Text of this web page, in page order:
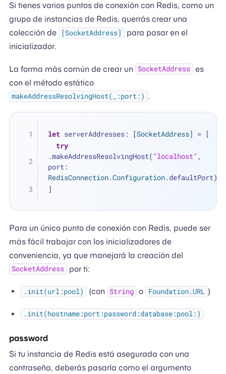
Si tienes varios puntos de conexión con Redis, como un
grupo de instancias de Redis, querrás crear una
colección de
[SocketAddress]
para pasar en el
inicializador.
La forma más común de crear un SocketAddress es
con el método estático
makeAddressResolvingHost(_:port:) .
let serverAddresses: [SocketAddress] = [
try
.makeAddressResolvingHost( "localhost" ,
RedisConnection.Configuration.defaultPort)
]
Para un único punto de conexión con Redis, puede ser
más fácil trabajar con los inicializadores de
conveniencia, ya que manejará la creación del
SocketAddress por ti:
.init(url:pool) (con String o Foundation.URL )
.init(hostname:port:password:database:pool:)
password
Si tu instancia de Redis está asegurada con una
contraseña, deberás pasarla como el argumento